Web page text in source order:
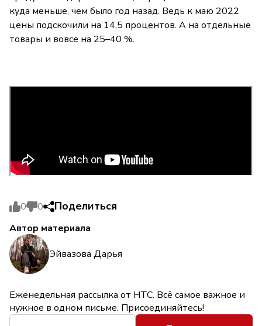
куда меньше, чем было год назад. Ведь к маю 2022
цены подскочили на 14,5 процентов. А на отдельные
товары и вовсе на 25–40 %.
0 0 Поделиться
Автор материала
Эйвазова Дарья
Еженедельная рассылка от НТС. Всё самое важное и
нужное в одном письме. Присоединяйтесь!